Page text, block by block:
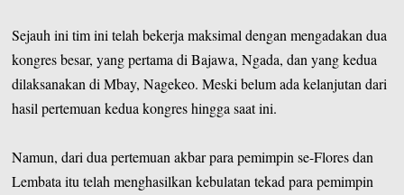
Sejauh ini tim ini telah bekerja maksimal dengan mengadakan dua
kongres besar, yang pertama di Bajawa, Ngada, dan yang kedua
dilaksanakan di Mbay, Nagekeo. Meski belum ada kelanjutan dari
hasil pertemuan kedua kongres hingga saat ini.
Namun, dari dua pertemuan akbar para pemimpin se-Flores dan
Lembata itu telah menghasilkan kebulatan tekad para pemimpin